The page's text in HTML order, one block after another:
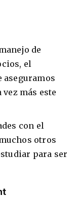
de
el
aseguramos
más este
con el
otros
para ser